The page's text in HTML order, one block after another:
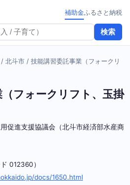
検索
補助金ふるさと納税
/ 北斗市 / 技能講習委託事業（フォークリ
フォークリフト、玉掛
促進支援協議会（北斗市経済部水産商
ド 012360）
docs/1650.html